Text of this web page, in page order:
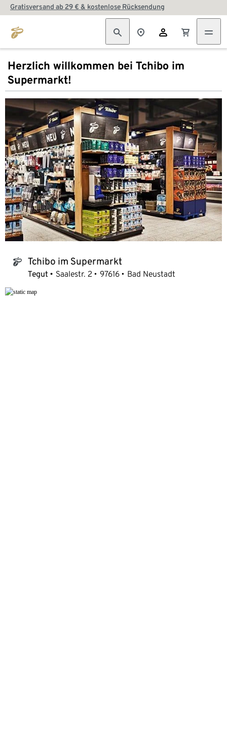
Gratisversand ab 29 € & kostenlose Rücksendung
Herzlich willkommen bei Tchibo im
Supermarkt!
tchibo_logo Tchibo im Supermarkt
Tegut Saalestr. 2 97616 Bad Neustadt